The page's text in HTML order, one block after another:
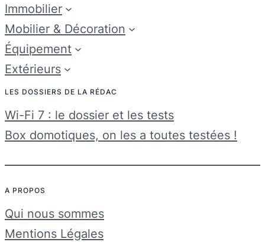
Immobilier
Mobilier & Décoration
Équipement
Extérieurs
LES DOSSIERS DE LA RÉDAC
Wi-Fi 7 : le dossier et les tests
Box domotiques, on les a toutes testées !
A PROPOS
Qui nous sommes
Mentions Légales